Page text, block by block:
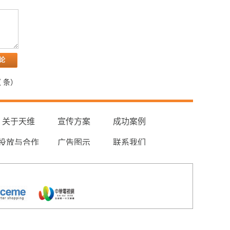
条）
关于天维 宣传方案 成功案例
放与合作 广告图示 联系我们